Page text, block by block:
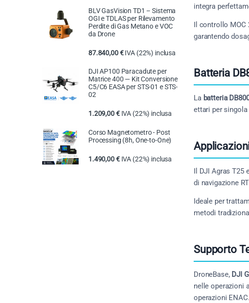
integra
Il controllo MOC
garantendo
Batteria
La batteria
ettari per
Il DJI Agras T25
di navigazione
Ideale per
metodi
Supporto
DroneBase, DJI
nelle operazioni
operazioni ENAC.
BLV GasVision TD1 – Sistema
OGI e TDLAS per Rilevamento
Perdite di Gas Metano e VOC
da Drone
87.840,00€ IVA (22%) inclusa
DJI AP100 Paracadute per
Matrice 400 — Kit Conversione
C5/C6 EASA per STS-01 e STS-
02
1.209,00€ IVA (22%) inclusa
Corso Magnetometro - Post
Processing (8h, One-to-One)
1.490,00€ IVA (22%) inclusa